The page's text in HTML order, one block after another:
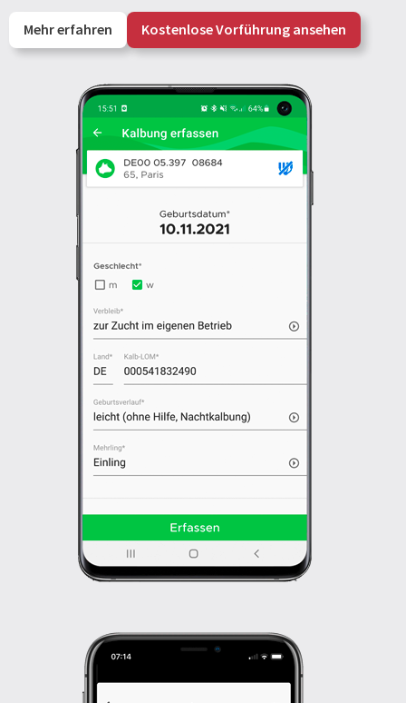
Mehr erfahren Kostenlose Vorführung ansehen